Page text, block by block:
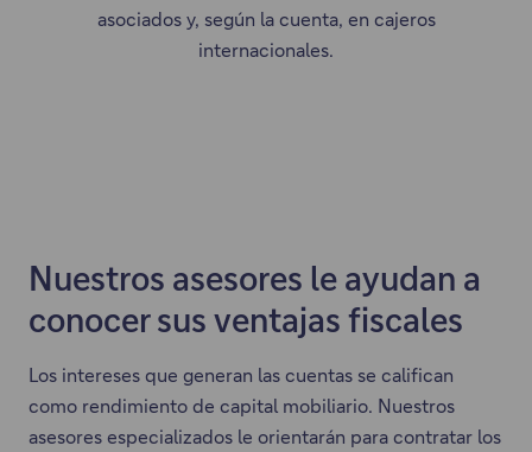
asociados y, según la cuenta, en cajeros
internacionales.
Nuestros asesores le ayudan a
conocer sus ventajas fiscales
Los intereses que generan las cuentas se califican
como rendimiento de capital mobiliario. Nuestros
asesores especializados le orientarán para contratar los